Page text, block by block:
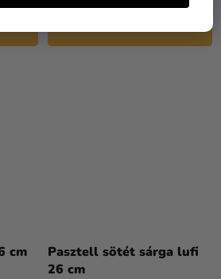
5,0
csillag.
cm
Pasztell sötét sárga lufi
26 cm